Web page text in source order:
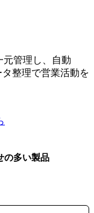
元管理し、自動
整理で営業活動を
の多い製品